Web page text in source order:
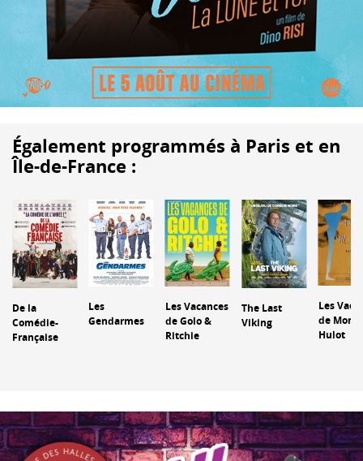
Également programmés à Paris et en
Île-de-France :
De la
Comédie-
Française
Les
Gendarmes
Les Vacances
de Golo &
Ritchie
The Last
Viking
Les
de
Hulot